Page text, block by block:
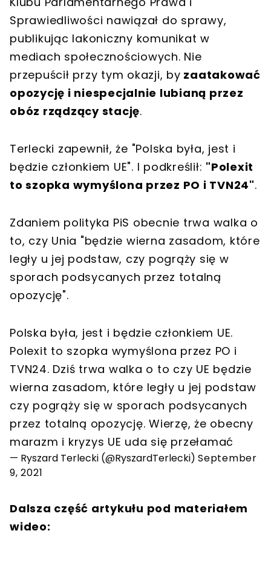
Sprawiedliwości nawiązał do sprawy,
publikując lakoniczny komunikat w
mediach społecznościowych. Nie
przepuścił przy tym okazji, by zaatakować
opozycję i niespecjalnie lubianą przez
obóz rządzący stację.
Terlecki zapewnił, że "Polska była, jest i
będzie członkiem UE". I podkreślił: "Polexit
to szopka wymyślona przez PO i TVN24".
Zdaniem polityka PiS obecnie trwa walka o
to, czy Unia "będzie wierna zasadom, które
legły u jej podstaw, czy pogrąży się w
sporach podsycanych przez totalną
opozycję".
Polska była, jest i będzie członkiem UE.
Polexit to szopka wymyślona przez PO i
TVN24. Dziś trwa walka o to czy UE będzie
wierna zasadom, które legły u jej podstaw
czy pogrąży się w sporach podsycanych
przez totalną opozycję. Wierzę, że obecny
marazm i kryzys UE uda się przełamać
— Ryszard Terlecki (@RyszardTerlecki) September
9, 2021
Dalsza część artykułu pod materiałem
wideo: